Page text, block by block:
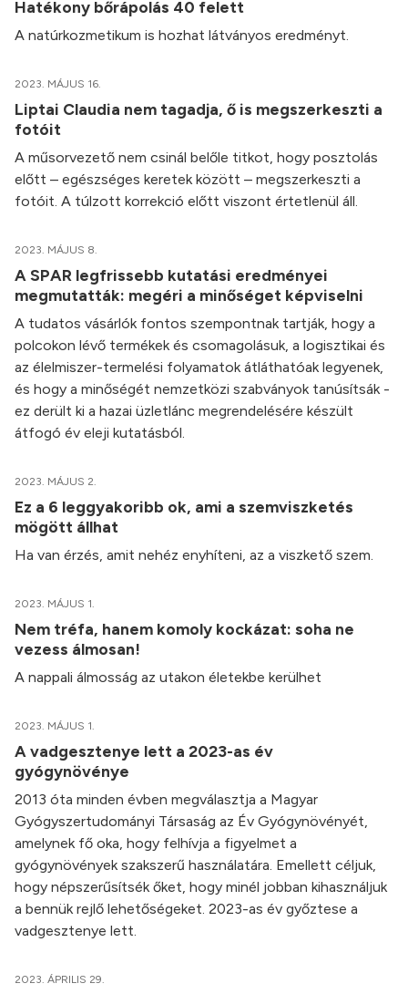
Hatékony bőrápolás 40 felett
A natúrkozmetikum is hozhat látványos eredményt.
2023. MÁJUS 16.
Liptai Claudia nem tagadja, ő is megszerkeszti a
fotóit
A műsorvezető nem csinál belőle titkot, hogy posztolás
előtt – egészséges keretek között – megszerkeszti a
fotóit. A túlzott korrekció előtt viszont értetlenül áll.
2023. MÁJUS 8.
A SPAR legfrissebb kutatási eredményei
megmutatták: megéri a minőséget képviselni
A tudatos vásárlók fontos szempontnak tartják, hogy a
polcokon lévő termékek és csomagolásuk, a logisztikai és
az élelmiszer-termelési folyamatok átláthatóak legyenek,
és hogy a minőségét nemzetközi szabványok tanúsítsák -
ez derült ki a hazai üzletlánc megrendelésére készült
átfogó év eleji kutatásból.
2023. MÁJUS 2.
Ez a 6 leggyakoribb ok, ami a szemviszketés
mögött állhat
Ha van érzés, amit nehéz enyhíteni, az a viszkető szem.
2023. MÁJUS 1.
Nem tréfa, hanem komoly kockázat: soha ne
vezess álmosan!
A nappali álmosság az utakon életekbe kerülhet
2023. MÁJUS 1.
A vadgesztenye lett a 2023-as év
gyógynövénye
2013 óta minden évben megválasztja a Magyar
Gyógyszertudományi Társaság az Év Gyógynövényét,
amelynek fő oka, hogy felhívja a figyelmet a
gyógynövények szakszerű használatára. Emellett céljuk,
hogy népszerűsítsék őket, hogy minél jobban kihasználjuk
a bennük rejlő lehetőségeket. 2023-as év győztese a
vadgesztenye lett.
2023. ÁPRILIS 29.